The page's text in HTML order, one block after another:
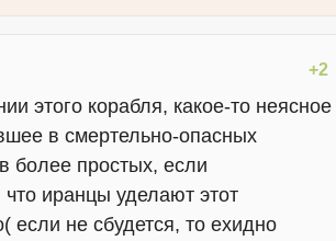
+2
этого корабля, какое-то неясное
в смертельно-опасных
более простых, если
иранцы уделают этот
если не сбудется, то ехидно